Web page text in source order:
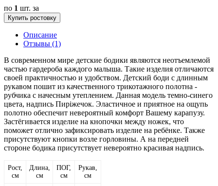
по 1 шт. за
Купить ростовку
Описание
Отзывы (1)
В современном мире детские бодики являются неотъемлемой
частью гардероба каждого малыша. Такие изделия отличаются
своей практичностью и удобством. Детский боди с длинным
рукавом пошит из качественного трикотажного полотна -
рубчика с начесным утеплением. Данная модель темно-синего
цвета, надпись Пиріжечок. Эластичное и приятное на ощупь
полотно обеспечит невероятный комфорт Вашему карапузу.
Застёгивается изделие на кнопочки между ножек, что
поможет отлично зафиксировать изделие на ребёнке. Также
присутствуют кнопки возле горловины. А на передней
стороне бодика присутствует невероятно красивая надпись.
Рост,
см
Длина,
см
ПОГ,
см
Рукав,
см